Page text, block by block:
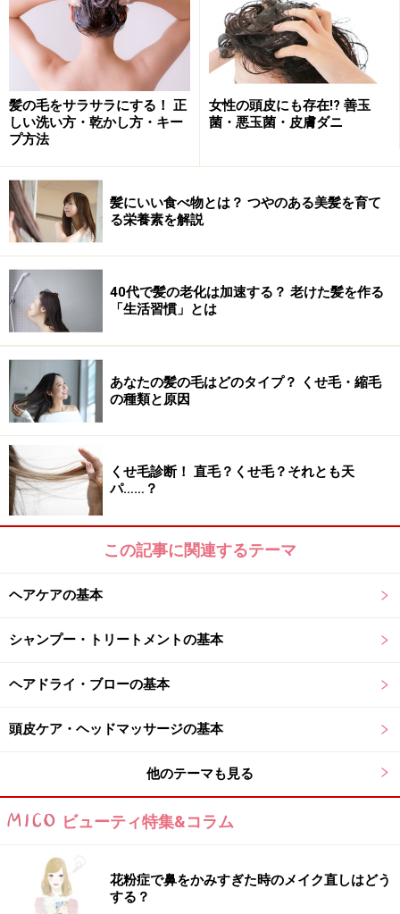
髪には「キューティクル」という、うろこ状に
表面を覆っている部分があります。髪の内部の
水分や油分を内部にとどめて、ツヤを保つのが
キューティクルの役割。そのためには、キュー
ティクルをいつも整えておく必要があります。
出典： 手ぐしだけでは効果ない！へアブラシで
外線や外気からのダメージを直接髪に受けてし
まいます。そのことで、髪の毛のパサつきや枝
出典：手ぐしだけでは効果ない！へアブラシで
髪を正しくお手入れ・頭皮ケア [ヘアケア] All
髪がサラサラにならないのは、間違ったヘ
アケアが原因かも?
髪を濡れたままの状態にしておくと、湿気がこ
もります。湿気と皮脂が混ざることで雑菌が繁
殖し、ニオイが発生したり、かゆみが生じるこ
キューティクルが傷つき、髪そのもののダメー
ジも広がってしまいます。
出典： これって逆効果？ドライヤーの正しい使
い方Q&A [ヘアケア] All About
髪の毛をサラサラにする！ 正
しい洗い方・乾かし方・キー
プ方法
女性の頭皮にも存在!? 善玉
菌・悪玉菌・皮膚ダニ
髪にいい食べ物とは？ つやのある美髪を育て
る栄養素を解説
40代で髪の老化は加速する？ 老けた髪を作る
「生活習慣」とは
あなたの髪の毛はどのタイプ？ くせ毛・縮毛
の種類と原因
くせ毛診断！ 直毛？くせ毛？それとも天
パ……？
この記事に関連するテーマ
ヘアケアの基本
シャンプー・トリートメントの基本
ヘアドライ・ブローの基本
頭皮ケア・ヘッドマッサージの基本
他のテーマも見る
ビューティ特集&コラム
花粉症で鼻をかみすぎた時のメイク直しはどう
する？